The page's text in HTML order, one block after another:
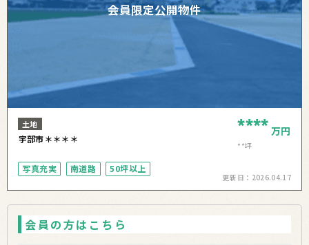
会員限定公開物件
土地
宇部市＊＊＊＊ **** 万円
**坪
写真充実 南道路 50坪以上
更新日： 2026.04.17
会員の方はこちら